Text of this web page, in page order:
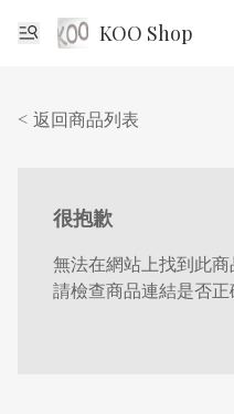
KOO Shop
< 返回商品列表
很抱歉
無法在網站上找到此商
請檢查商品連結是否正